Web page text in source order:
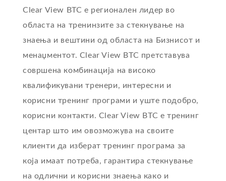
Clear View BTC е регионален лидер во
областа на тренинзите за стекнување на
знаења и вештини од областа на Бизнисот и
менаџментот. Clear View BTC претставува
совршена комбинација на високо
квалификувани тренери, интересни и
корисни тренинг програми и уште подобро,
корисни контакти. Clear View BTC е тренинг
центар што им овозможува на своите
клиенти да изберат тренинг програма за
која имаат потреба, гарантира стекнување
на одлични и корисни знаења како и